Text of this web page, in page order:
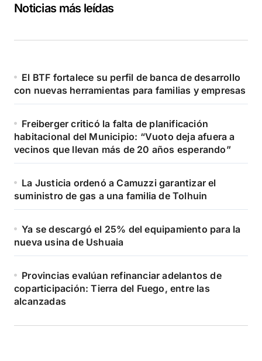
Noticias más leídas
El BTF fortalece su perfil de banca de desarrollo
con nuevas herramientas para familias y empresas
Freiberger criticó la falta de planificación
habitacional del Municipio: “Vuoto deja afuera a
vecinos que llevan más de 20 años esperando”
La Justicia ordenó a Camuzzi garantizar el
suministro de gas a una familia de Tolhuin
Ya se descargó el 25% del equipamiento para la
nueva usina de Ushuaia
Provincias evalúan refinanciar adelantos de
coparticipación: Tierra del Fuego, entre las
alcanzadas